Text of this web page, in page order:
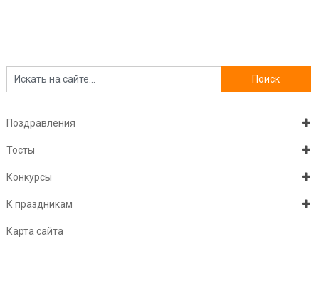
Поздравления
Тосты
Конкурсы
К праздникам
Карта сайта